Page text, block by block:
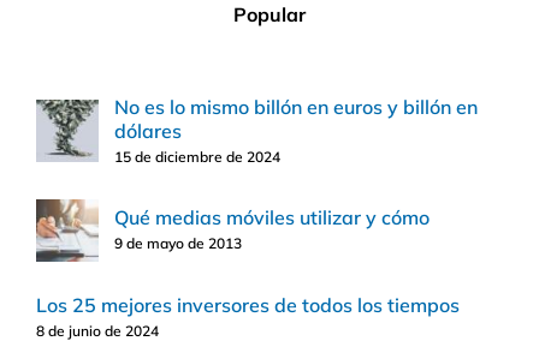
Popular
No es lo mismo billón en euros y billón en
dólares
15 de diciembre de 2024
Qué medias móviles utilizar y cómo
9 de mayo de 2013
Los 25 mejores inversores de todos los tiempos
8 de junio de 2024